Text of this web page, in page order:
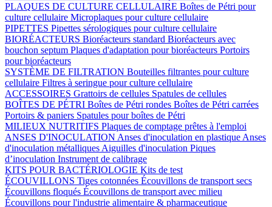
PLAQUES DE CULTURE CELLULAIRE Boîtes de Pétri pour
culture cellulaire Microplaques pour culture cellulaire
PIPETTES Pipettes sérologiques pour culture cellulaire
BIORÉACTEURS Bioréacteurs standard Bioréacteurs avec
bouchon septum Plaques d'adaptation pour bioréacteurs Portoirs
pour bioréacteurs
SYSTÈME DE FILTRATION Bouteilles filtrantes pour culture
cellulaire Filtres à seringue pour culture cellulaire
ACCESSOIRES Grattoirs de cellules Spatules de cellules
BOÎTES DE PÉTRI Boîtes de Pétri rondes Boîtes de Pétri carrées
Portoirs & paniers Spatules pour boîtes de Pétri
MILIEUX NUTRITIFS Plaques de comptage prêtes à l'emploi
ANSES D'INOCULATION Anses d'inoculation en plastique Anses
d'inoculation métalliques Aiguilles d'inoculation Piques
d’inoculation Instrument de calibrage
KITS POUR BACTÉRIOLOGIE Kits de test
ÉCOUVILLONS Tiges cotonnées Écouvillons de transport secs
Écouvillons floqués Écouvillons de transport avec milieu
Écouvillons pour l'industrie alimentaire & pharmaceutique